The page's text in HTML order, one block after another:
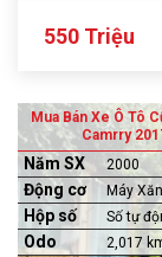
550 Triệu
Mua Bán Xe Ô Tô
Camrry
Năm SX 2000
Động cơ Máy
Hộp số Số tự
Odo 2,017